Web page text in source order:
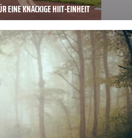
EINE KNACKIGE HIIT-EINHEIT